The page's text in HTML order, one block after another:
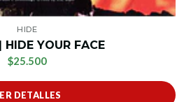
HIDE
HIDE YOUR FACE
$25.500
DETALLES